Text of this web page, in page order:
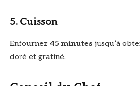
5. Cuisson
Enfournez 45 minutes jusqu’à
doré et gratiné.